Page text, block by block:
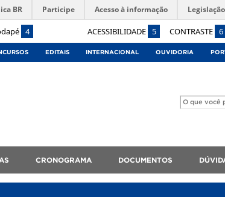
4 ACESSIBILIDADE 5 CONTRASTE 6
BR Participe Acesso à informação Legislação
EDITAIS INTERNACIONAL OUVIDORIA
CRONOGRAMA DOCUMENTOS